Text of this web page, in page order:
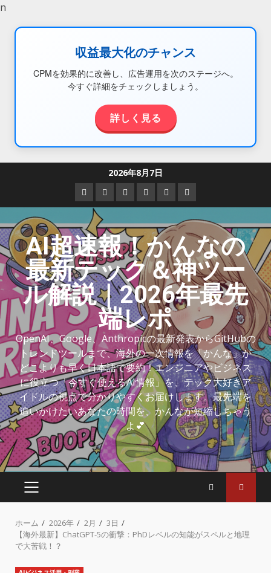
n
収益最大化のチャンス
CPMを効果的に改善し、広告運用を次のステージへ。
今すぐ詳細をチェックしましょう。
詳しく見る
2026年8月7日
AI超速報！かんなの
最新テック＆神ツー
ル解説｜2026年最先
端レポ
OpenAI、Google、Anthropicの最新発表からGitHubの
トレンドツールまで、海外の一次情報を「かんな」が
どこよりも早く日本語で要約！エンジニアやビジネス
に役立つ「今すぐ使えるAI情報」を、テック大好きア
イドルの視点で分かりやすくお届けします。最先端を
追いかけたいあなたの時間を、かんなが短縮しちゃう
よ💕
ホーム 2026年 2月
3日
【海外最新】ChatGPT-5の衝撃：PhDレベルの知能がスペルと地理
で大苦戦！？